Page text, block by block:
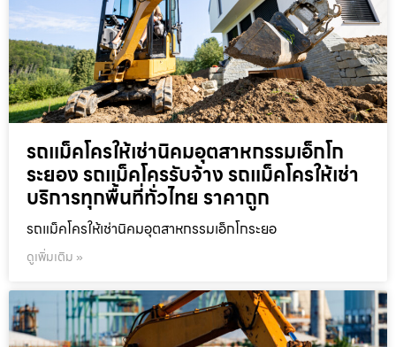
รถแม็คโครให้เช่านิคมอุตสาหกรรมเอ็กโก
ระยอง รถแม็คโครรับจ้าง รถแม็คโครให้เช่า
บริการทุกพื้นที่ทั่วไทย ราคาถูก
รถแม็คโครให้เช่านิคมอุตสาหกรรมเอ็กโกระยอ
ดูเพิ่มเติม »